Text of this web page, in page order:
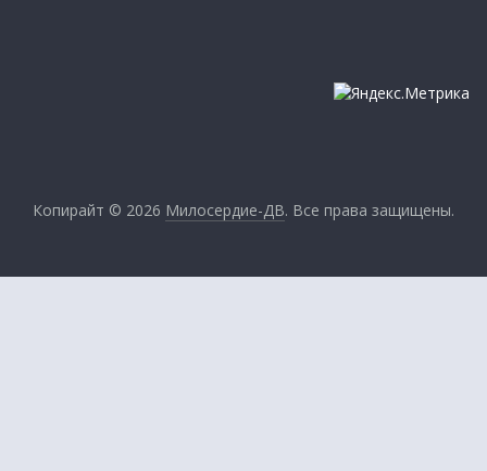
Копирайт © 2026 Милосердие-ДВ. Все права защищены.